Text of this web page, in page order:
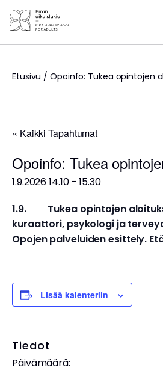
Siirry
sisältöön
Etusivu / Opoinfo: Tukea opintojen
« Kaikki Tapahtumat
Opoinfo: Tukea
1.9.2026 14.10-15.30
1.9. Tukea opintojen
kuraattori, psykologi ja
Opojen palveluiden esittely.
Lisää kalenteriin
Tiedot
Päivämäärä: